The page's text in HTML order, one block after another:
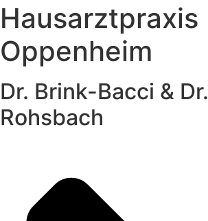
Hausarztpraxis
Oppenheim
Dr. Brink-Bacci & Dr.
Rohsbach